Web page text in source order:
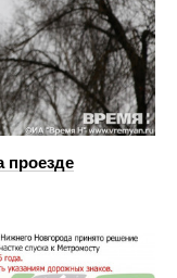
проезде